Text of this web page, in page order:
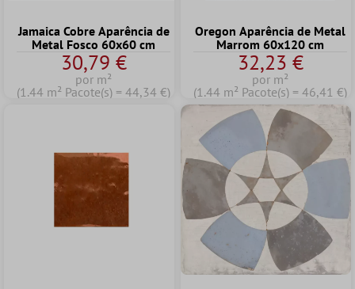
Jamaica Cobre Aparência de
Metal Fosco 60x60 cm
30,79 €
por m²
(1.44 m² Pacote(s) = 44,34 €)
Oregon Aparência de Metal
Marrom 60x120 cm
32,23 €
por m²
(1.44 m² Pacote(s) = 46,41 €)